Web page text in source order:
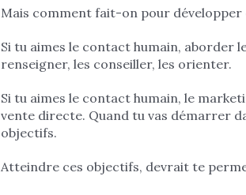
Mais comment fait-on pour
Si tu aimes le contact humain, aborder
renseigner, les conseiller, les orienter.
Si tu aimes le contact humain, le
vente directe. Quand tu vas démarrer
objectifs.
Atteindre ces objectifs, devrait te